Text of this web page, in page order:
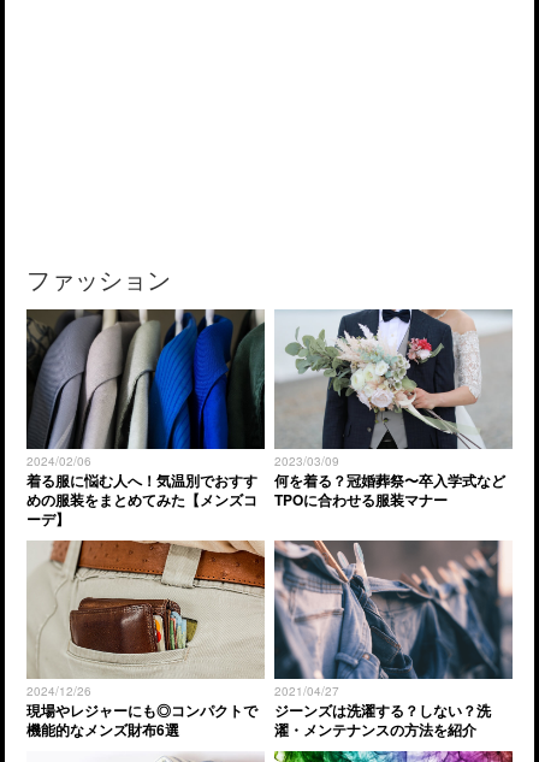
ファッション
2024/02/06
着る服に悩む人へ！気温別でおすす
めの服装をまとめてみた【メンズコ
ーデ】
2023/03/09
何を着る？冠婚葬祭〜卒入学式など
TPOに合わせる服装マナー
2024/12/26
現場やレジャーにも◎コンパクトで
機能的なメンズ財布6選
2021/04/27
ジーンズは洗濯する？しない？洗
濯・メンテナンスの方法を紹介